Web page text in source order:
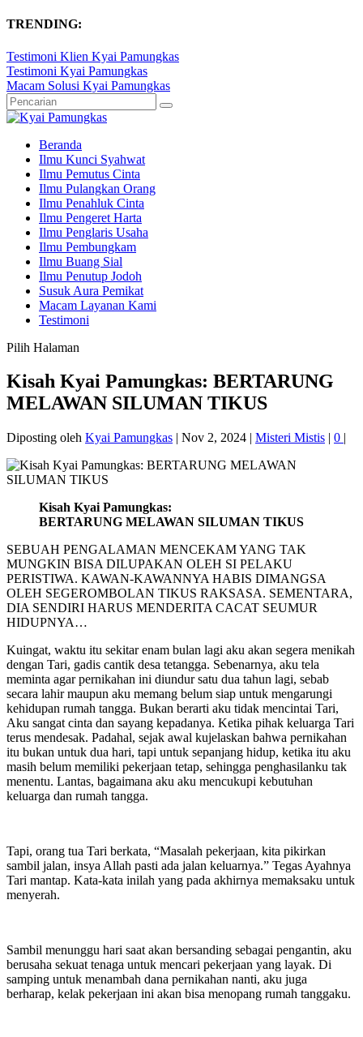
TRENDING:
Testimoni Klien Kyai Pamungkas
Testimoni Kyai Pamungkas
Macam Solusi Kyai Pamungkas
Beranda
Ilmu Kunci Syahwat
Ilmu Pemutus Cinta
Ilmu Pulangkan Orang
Ilmu Penahluk Cinta
Ilmu Pengeret Harta
Ilmu Penglaris Usaha
Ilmu Pembungkam
Ilmu Buang Sial
Ilmu Penutup Jodoh
Susuk Aura Pemikat
Macam Layanan Kami
Testimoni
Pilih Halaman
Kisah Kyai Pamungkas: BERTARUNG
MELAWAN SILUMAN TIKUS
Diposting oleh Kyai Pamungkas | Nov 2, 2024 | Misteri Mistis | 0 |
Kisah Kyai Pamungkas:
BERTARUNG MELAWAN SILUMAN TIKUS
SEBUAH PENGALAMAN MENCEKAM YANG TAK
MUNGKIN BISA DILUPAKAN OLEH SI PELAKU
PERISTIWA. KAWAN-KAWANNYA HABIS DIMANGSA
OLEH SEGEROMBOLAN TIKUS RAKSASA. SEMENTARA,
DIA SENDIRI HARUS MENDERITA CACAT SEUMUR
HIDUPNYA…
Kuingat, waktu itu sekitar enam bulan lagi aku akan segera menikah
dengan Tari, gadis cantik desa tetangga. Sebenarnya, aku tela
meminta agar pernikahan ini diundur satu dua tahun lagi, sebab
secara lahir maupun aku memang belum siap untuk mengarungi
kehidupan rumah tangga. Bukan berarti aku tidak mencintai Tari,
Aku sangat cinta dan sayang kepadanya. Ketika pihak keluarga Tari
terus mendesak. Padahal, sejak awal kujelaskan bahwa pernikahan
itu bukan untuk dua hari, tapi untuk sepanjang hidup, ketika itu aku
masih belum memiliki pekerjaan tetap, sehingga penghasilanku tak
menentu. Lantas, bagaimana aku aku mencukupi kebutuhan
keluarga dan rumah tangga.
Tapi, orang tua Tari berkata, “Masalah pekerjaan, kita pikirkan
sambil jalan, insya Allah pasti ada jalan keluarnya.” Tegas Ayahnya
Tari mantap. Kata-kata inilah yang pada akhirnya memaksaku untuk
menyerah.
Sambil menunggu hari saat akan bersanding sebagai pengantin, aku
berusaha sekuat tenaga untuk mencari pekerjaan yang layak. Di
samping untuk menambah dana pernikahan nanti, aku juga
berharap, kelak pekerjaan ini akan bisa menopang rumah tanggaku.